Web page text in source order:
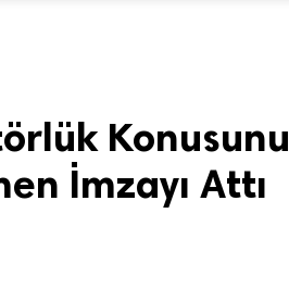
Konusunu
İmzayı Attı